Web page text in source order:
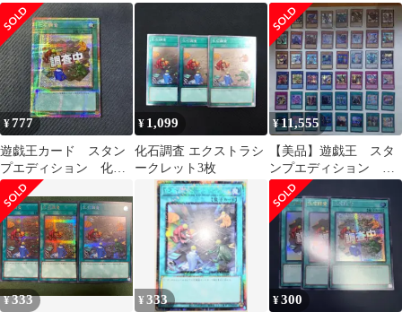
シク
ィション
¥777
遊戯王カード スタン
プエディション 化石
調査 プリズマティック
シークレットレア
¥ 1,099
化石調査 エクストラシ
ークレット3枚
¥11,555
【美品】遊戯王 スタ
ンプエディション シ
ークレット48枚コンプ
リートセット
¥333 ¥333 ¥300